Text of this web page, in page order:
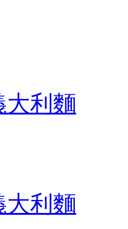
大利麵
大利麵